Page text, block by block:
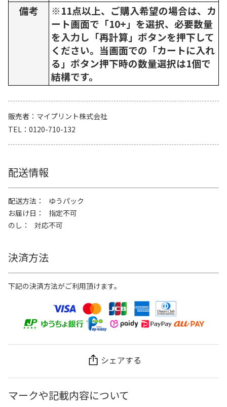
備考
※11点以上、ご購入希望の場合は、カ
ート画面で「10+」を選択、必要数量
を入力し「再計算」ボタンを押下して
ください。当画面での「カートに入れ
る」ボタン押下時の数量選択は1個で
結構です。
販売者
マイプリント株式会社
TEL
0120-710-132
配送情報
配送方法
ゆうパック
お届け日
指定不可
のし
対応不可
決済方法
下記の決済方法がご利用頂けます。
シェアする
マークや記載内容について